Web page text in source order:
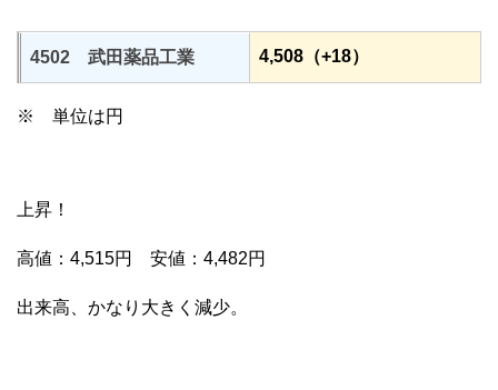
4502 武田薬品工業 4,508（+18）
※ 単位は円
上昇！
高値：4,515円 安値：4,482円
出来高、かなり大きく減少。